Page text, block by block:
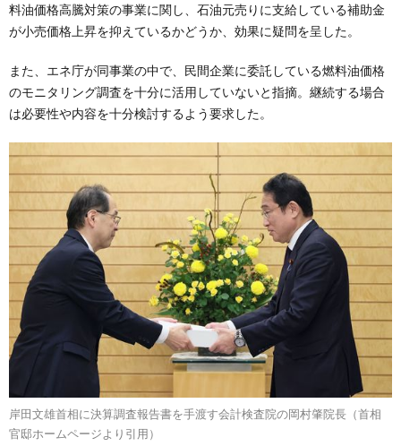
料油価格高騰対策の事業に関し、石油元売りに支給している補助金
が小売価格上昇を抑えているかどうか、効果に疑問を呈した。
また、エネ庁が同事業の中で、民間企業に委託している燃料油価格
のモニタリング調査を十分に活用していないと指摘。継続する場合
は必要性や内容を十分検討するよう要求した。
岸田文雄首相に決算調査報告書を手渡す会計検査院の岡村肇院長（首相
官邸ホームページより引用）